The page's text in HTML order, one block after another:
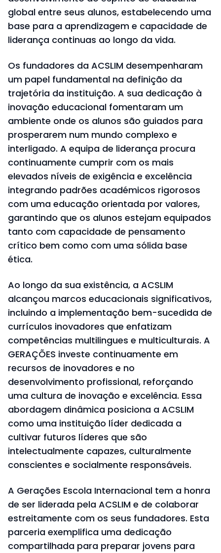
global entre seus alunos, estabelecendo uma
base para a aprendizagem e capacidade de
liderança continuas ao longo da vida.
Os fundadores da ACSLIM desempenharam
um papel fundamental na definição da
trajetória da instituição. A sua dedicação à
inovação educacional fomentaram um
ambiente onde os alunos são guiados para
prosperarem num mundo complexo e
interligado. A equipa de liderança procura
continuamente cumprir com os mais
elevados níveis de exigência e excelência
integrando padrões académicos rigorosos
com uma educação orientada por valores,
garantindo que os alunos estejam equipados
tanto com capacidade de pensamento
crítico bem como com uma sólida base
ética.
Ao longo da sua existência, a ACSLIM
alcançou marcos educacionais significativos,
incluindo a implementação bem-sucedida de
currículos inovadores que enfatizam
competências multilingues e multiculturais. A
GERAÇÕES investe continuamente em
recursos de inovadores e no
desenvolvimento profissional, reforçando
uma cultura de inovação e excelência. Essa
abordagem dinâmica posiciona a ACSLIM
como uma instituição líder dedicada a
cultivar futuros líderes que são
intelectualmente capazes, culturalmente
conscientes e socialmente responsáveis.
A Gerações Escola Internacional tem a honra
de ser liderada pela ACSLIM e de colaborar
estreitamente com os seus fundadores. Esta
parceria exemplifica uma dedicação
compartilhada para preparar jovens para